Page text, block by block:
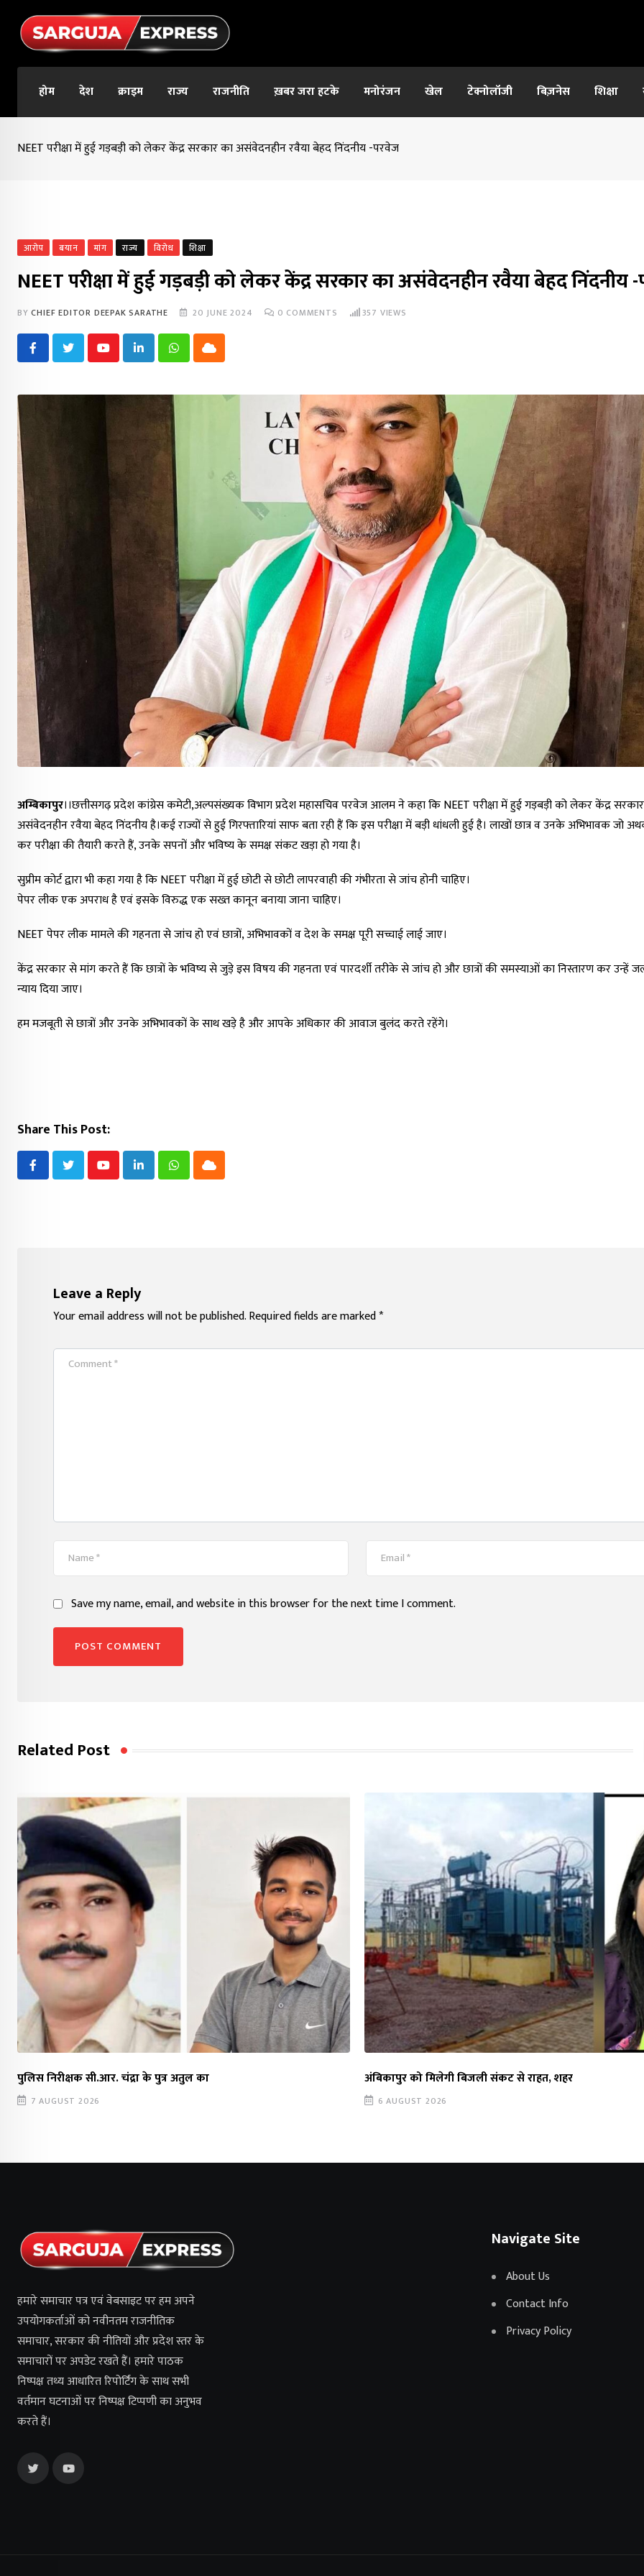
content
होम देश क्राइम राज्य राजनीति ख़बर जरा हटके मनोरंजन खेल टेक्नोलॉजी बिज़नेस शिक्षा
NEET परीक्षा में हुई गड़बड़ी को लेकर केंद्र सरकार का असंवेदनहीन रवैया बेहद निंदनीय -परवेज
आरोप बयान मांग राज्य विरोध शिक्षा
NEET परीक्षा में हुई गड़बड़ी को लेकर केंद्र सरकार का असंवेदनहीन रवैया बेहद निंदनीय
BYCHIEF EDITOR DEEPAK SARATHE 20 JUNE 2024 0 COMMENTS 357 VIEWS
YoutubeLinkedInWhatsappCloud
अम्बिकापुर।।छत्तीसगढ़ प्रदेश कांग्रेस कमेटी,अल्पसंख्यक विभाग प्रदेश महासचिव परवेज आलम ने कहा कि NEET परीक्षा में हुई गड़बड़ी को लेकर केंद्र
असंवेदनहीन रवैया बेहद निंदनीय है।कई राज्यों से हुई गिरफ्तारियां साफ बता रही हैं कि इस परीक्षा में बड़ी धांधली हुई है। लाखों छात्र व उनके अभिभावक जो
कर परीक्षा की तैयारी करते हैं, उनके सपनों और भविष्य के समक्ष संकट खड़ा हो गया है।
सुप्रीम कोर्ट द्वारा भी कहा गया है कि NEET परीक्षा में हुई छोटी से छोटी लापरवाही की गंभीरता से जांच होनी चाहिए।
पेपर लीक एक अपराध है एवं इसके विरुद्ध एक सख्त कानून बनाया जाना चाहिए।
NEET पेपर लीक मामले की गहनता से जांच हो एवं छात्रों, अभिभावकों व देश के समक्ष पूरी सच्चाई लाई जाए।
केंद्र सरकार से मांग करते हैं कि छात्रों के भविष्य से जुड़े इस विषय की गहनता एवं पारदर्शी तरीके से जांच हो और छात्रों की समस्याओं का निस्तारण कर उन्हें
न्याय दिया जाए।
हम मजबूती से छात्रों और उनके अभिभावकों के साथ खड़े है और आपके अधिकार की आवाज बुलंद करते रहेंगे।
Share This Post:
YoutubeLinkedInWhatsappCloud
Leave a Reply
Your email address will not be published.Required fields are marked*
Save my name, email, and website in this browser for the next time I comment.
Related Post
पुलिस निरीक्षक सी.आर. चंद्रा के पुत्र अतुल का
7 AUGUST 2026
अंबिकापुर को मिलेगी बिजली संकट से राहत, शहर
6 AUGUST 2026
हमारे समाचार पत्र एवं वेबसाइट पर हम अपने
उपयोगकर्ताओं को नवीनतम राजनीतिक
समाचार, सरकार की नीतियों और प्रदेश स्तर के
समाचारों पर अपडेट रखते हैं। हमारे पाठक
निष्पक्ष तथ्य आधारित रिपोर्टिंग के साथ सभी
वर्तमान घटनाओं पर निष्पक्ष टिप्पणी का अनुभव
करते हैं।
Navigate Site
About Us
Contact Info
Privacy Policy